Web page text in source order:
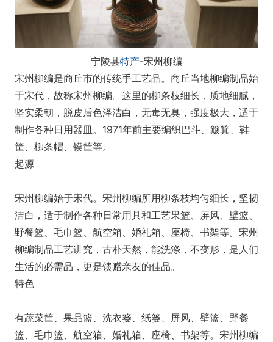
宁陵县特产-宋州柳编
宋州柳编是商丘市的传统手工艺品。商丘当地柳编制品始
于宋代，故称宋州柳编。这里的柳条枝细长，质地细腻，
坚实柔韧，脱皮后色泽洁白，无毒无臭，强度极大，适于
制作各种日用器皿。1971年前主要编织巴斗、簸箕、鞋
筐、柳条帽、镆筐等。
起源
宋州柳编始于宋代。宋州柳编所用柳条枝均匀细长，坚韧
洁白，适于制作各种日常用具和工艺果篮、屏风、壁篮、
野餐篮、毛巾篮、航空箱、婚礼箱、座椅、书架等。宋州
柳编制品工艺讲究，古朴天然，能洗涤，不变形，是人们
生活的必需品，更是馈赠亲友的佳品。
特色
有蔬菜筐、果品篮、洗衣篓、纸篓、屏风、壁篮、野餐
篮、毛巾篮、航空箱、婚礼箱、座椅、书架等。宋州柳编